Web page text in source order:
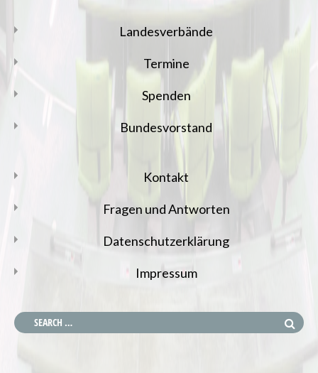
Landesverbände
Termine
Spenden
Bundesvorstand
Kontakt
Fragen und Antworten
Datenschutzerklärung
Impressum